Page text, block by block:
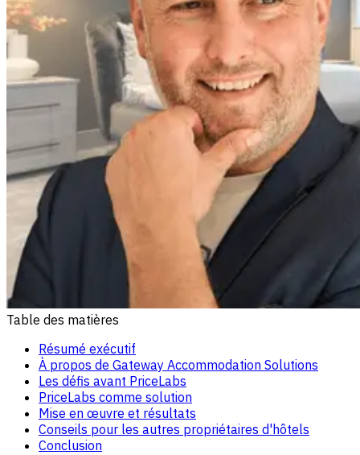
Table des matières
Résumé exécutif
À propos de Gateway Accommodation Solutions
Les défis avant PriceLabs
PriceLabs comme solution
Mise en œuvre et résultats
Conseils pour les autres propriétaires d'hôtels
Conclusion